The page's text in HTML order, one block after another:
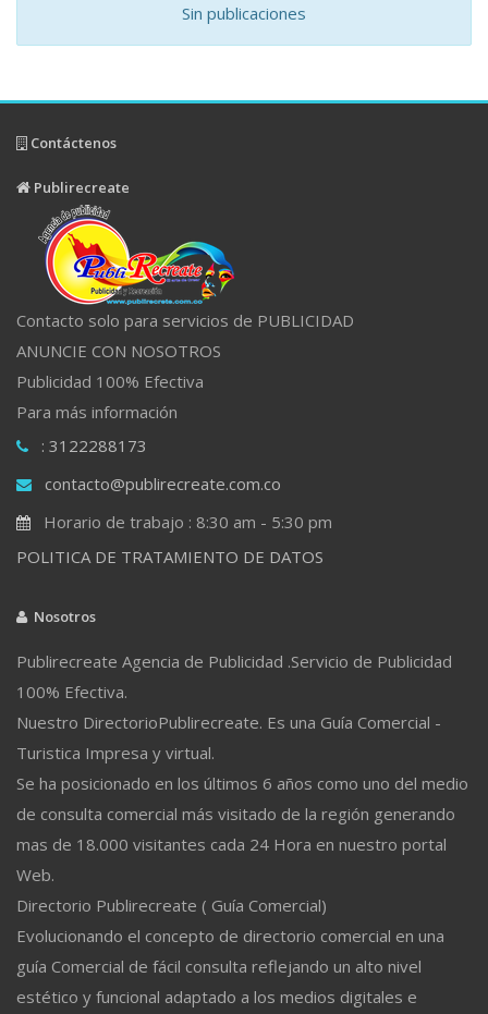
Sin publicaciones
Contáctenos
Publirecreate
Contacto solo para servicios de PUBLICIDAD
ANUNCIE CON NOSOTROS
Publicidad 100% Efectiva
Para más información
: 3122288173
contacto@publirecreate.com.co
Horario de trabajo : 8:30 am - 5:30 pm
POLITICA DE TRATAMIENTO DE DATOS
Nosotros
Publirecreate Agencia de Publicidad .Servicio de Publicidad
100% Efectiva.
Nuestro DirectorioPublirecreate. Es una Guía Comercial -
Turistica Impresa y virtual.
Se ha posicionado en los últimos 6 años como uno del medio
de consulta comercial más visitado de la región generando
mas de 18.000 visitantes cada 24 Hora en nuestro portal
Web.
Directorio Publirecreate ( Guía Comercial)
Evolucionando el concepto de directorio comercial en una
guía Comercial de fácil consulta reflejando un alto nivel
estético y funcional adaptado a los medios digitales e